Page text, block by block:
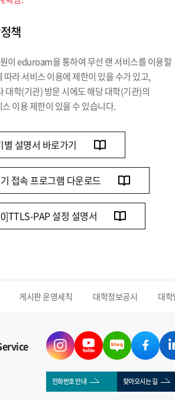
책
이 eduroam을 통하여 무선 랜 서비스를 이용할
따라 서비스 이용에 제한이 있을 수가 있고,
대학(기관) 방문 시에도 해당 대학(기관)의
이용 제한이 있을 수 있습니다.
설명서 바로가기
접속 프로그램 다운로드
PAP 설정 설명서
게시판 운영세칙 대학정보공시 대
전화번호 안내 찾아오시는 길